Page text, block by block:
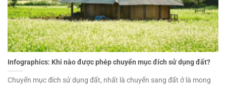
Infographics: Khi nào được phép chuyển mục đích sử dụng đất?
Chuyển mục đích sử dụng đất, nhất là chuyển sang đất ở là mong